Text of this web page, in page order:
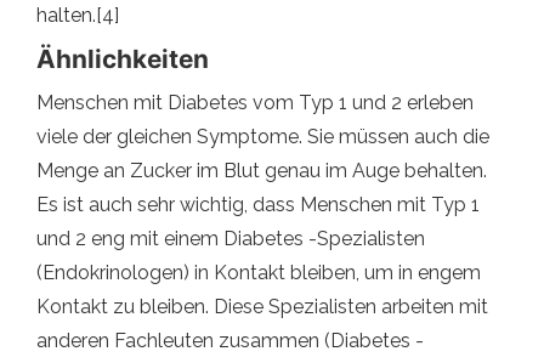
halten.[4]
Ähnlichkeiten
Menschen mit Diabetes vom Typ 1 und 2 erleben
viele der gleichen Symptome. Sie müssen auch die
Menge an Zucker im Blut genau im Auge behalten.
Es ist auch sehr wichtig, dass Menschen mit Typ 1
und 2 eng mit einem Diabetes -Spezialisten
(Endokrinologen) in Kontakt bleiben, um in engem
Kontakt zu bleiben. Diese Spezialisten arbeiten mit
anderen Fachleuten zusammen (Diabetes -